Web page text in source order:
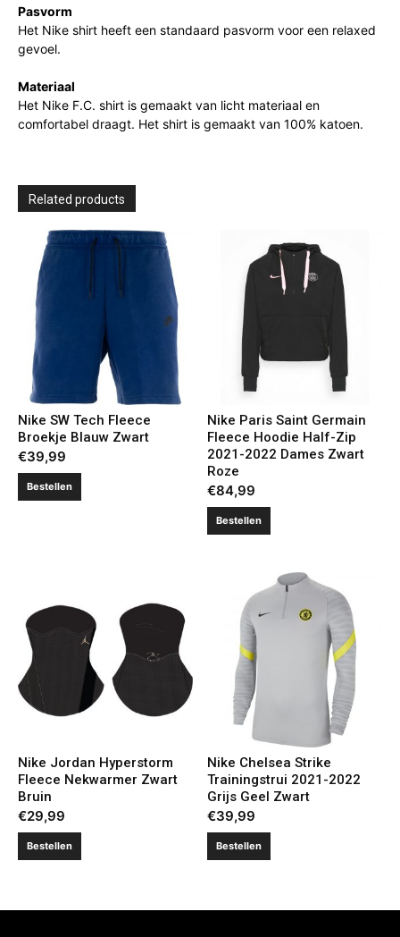
Pasvorm
Het Nike shirt heeft een standaard pasvorm voor een relaxed
gevoel.
Materiaal
Het Nike F.C. shirt is gemaakt van licht materiaal en
comfortabel draagt. Het shirt is gemaakt van 100% katoen.
Related products
Nike SW Tech Fleece
Broekje Blauw Zwart
€39,99
Bestellen
Nike Paris Saint Germain
Fleece Hoodie Half-Zip
2021-2022 Dames Zwart
Roze
€84,99
Bestellen
Nike Jordan Hyperstorm
Fleece Nekwarmer Zwart
Bruin
€29,99
Bestellen
Nike Chelsea Strike
Trainingstrui 2021-2022
Grijs Geel Zwart
€39,99
Bestellen